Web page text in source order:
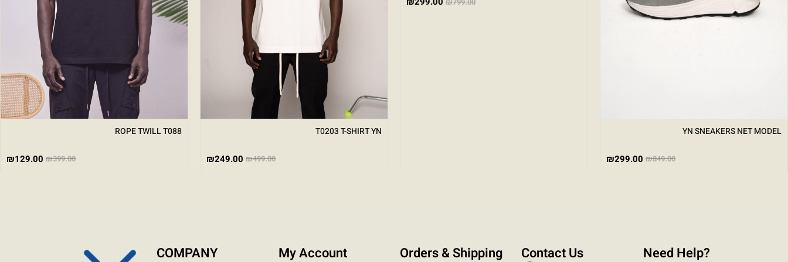
YN SNEAKERS NET MODEL
₪849.00
₪299.00
T0203 T-SHIRT YN
₪499.00
₪249.00
ROPE TWILL T088
₪399.00
₪129.00
?Need Help
Contact Us
Orders & Shipping
My Account
COMPANY